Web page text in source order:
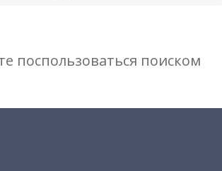
поспользоваться поиском